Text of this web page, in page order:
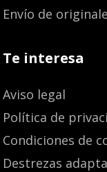
Envío de
Te interesa
Aviso legal
Política de
Condiciones de
Destrezas